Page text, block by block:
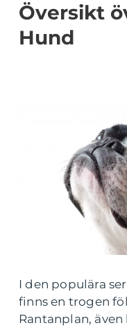
Översikt
Hund
I den populära
finns en trogen
Rantanplan, även